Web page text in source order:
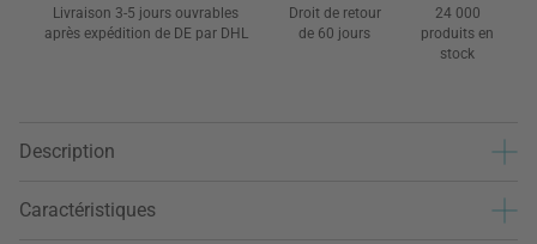
Livraison 3-5 jours ouvrables
après expédition de DE par DHL
Droit de retour
de 60 jours
24 000
produits en
stock
Description
Caractéristiques